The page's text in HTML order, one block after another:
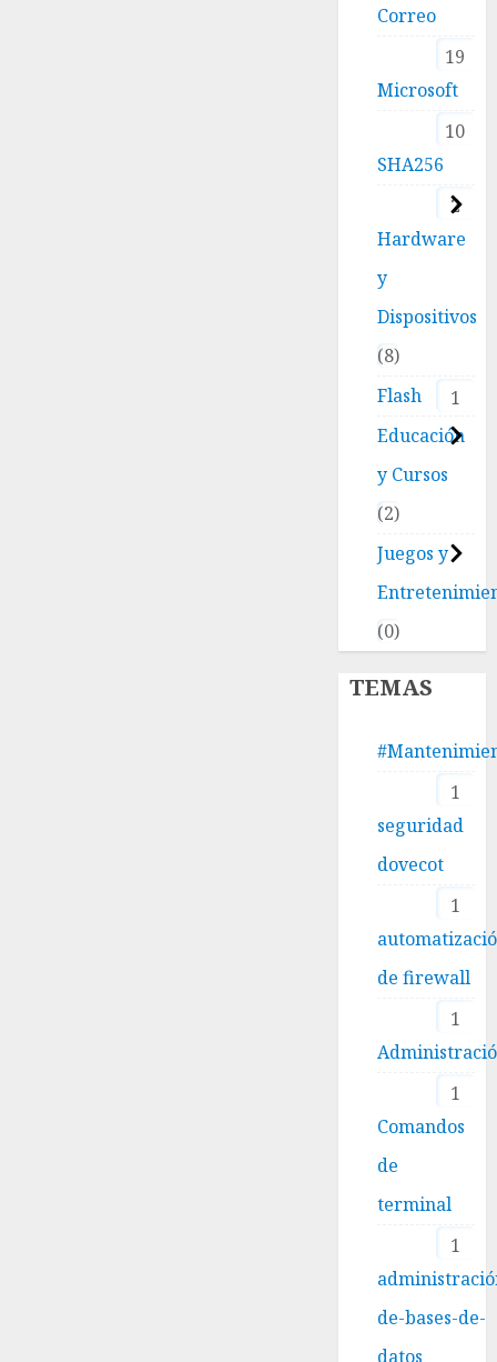
Correo
19
Microsoft
10
SHA256
2
Hardware
y
Dispositivos
8
Flash
1
Educación
y Cursos
2
Juegos y
0
TEMAS
1
seguridad
dovecot
1
de firewall
1
1
Comandos
de
terminal
1
de-bases-de-
datos